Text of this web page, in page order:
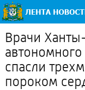
Врачи
спасли
пороком